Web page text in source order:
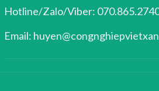
Hotline/Zalo/Viber:
Email: